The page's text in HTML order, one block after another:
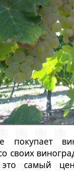
покупает
своих
самый